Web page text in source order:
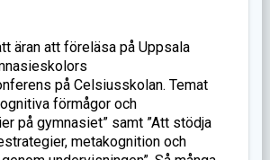
äran att föreläsa på Uppsala
på Celsiusskolan. Temat
förmågor och
på gymnasiet” samt ”Att stödja
metakognition och